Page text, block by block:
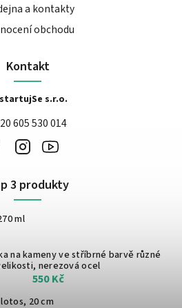
a kontakty
obchodu
Kontakt
s.r.o.
605 530 014
3 produkty
ml
na kameny ve stříbrné barvě různé
nerezová ocel
550 Kč
20 cm